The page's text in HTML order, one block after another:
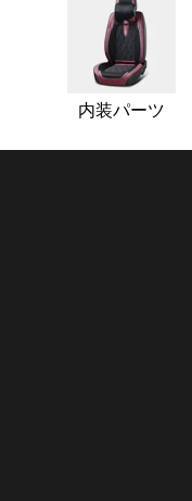
内装パーツ